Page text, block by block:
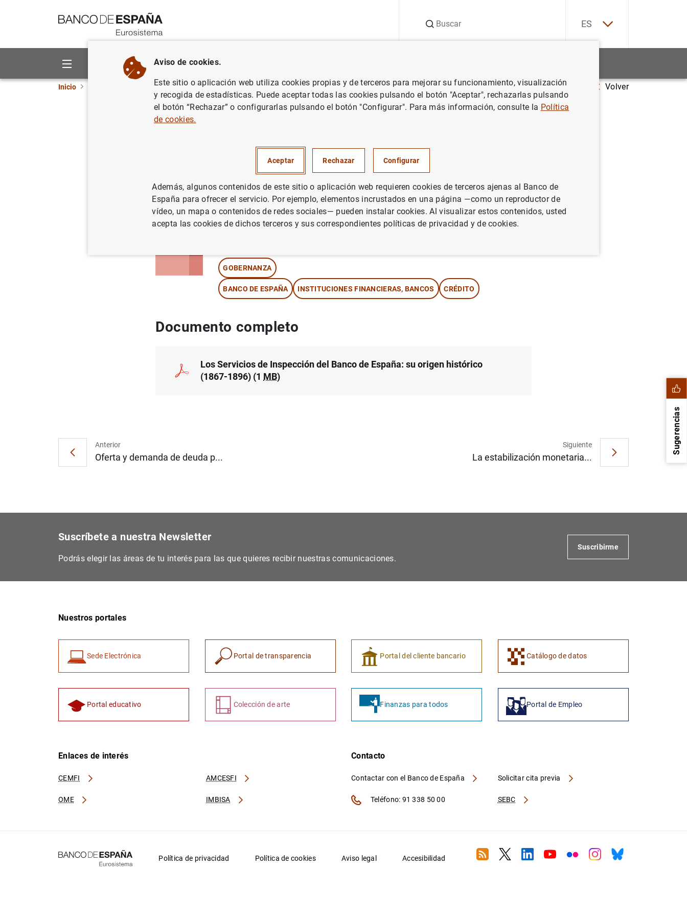
ES
Sobre el Banco Áreas de actuación
Inicio Análisis económico e investigación Historia económica Los Servicios de Inspección del Banco de España: su origen histórico (1867-1896)Volver
Los Servicios de Inspección del Banco de
España: su origen histórico (1867-1896)
21/07/2009
Serie: Historia económica. 53.
GOBERNANZA
BANCO DE ESPAÑA INSTITUCIONES FINANCIERAS, BANCOS CRÉDITO
Documento completo
Los Servicios de Inspección del Banco de España: su origen histórico
(1867-1896) (1 MB)
Anterior
Oferta y demanda de deuda p...
Siguiente
La estabilización monetaria...
Sugerencias
1
Suscríbete a nuestra Newsletter
Podrás elegir las áreas de tu interés para las que quieres recibir nuestras comunicaciones.
Suscribirme
Nuestros portales
Sede Electrónica Portal de transparencia Portal del cliente bancario Catálogo de datos
Portal educativo Colección de arte Finanzas para todos Portal de Empleo
Enlaces de interés
CEMFI AMCESFI
OME IMBISA
Contacto
Contactar con el Banco de España
SEBC
Solicitar cita previa
Teléfono: 91 338 50 00
Política de privacidad Política de cookies Aviso legal Accesibilidad RSS TwitterLinkedin
YoutubeFlickrInstagram
Bluesky
Aviso de cookies.
Este sitio o aplicación web utiliza cookies propias y de terceros para mejorar su funcionamiento, visualización
y recogida de estadísticas. Puede aceptar todas las cookies pulsando el botón "Aceptar", rechazarlas pulsando
el botón “Rechazar” o configurarlas pulsando el botón "Configurar". Para más información, consulte la Política
de cookies.
Aceptar Rechazar Configurar
Además, algunos contenidos de este sitio o aplicación web requieren cookies de terceros ajenas al Banco de
España para ofrecer el servicio. Por ejemplo, elementos incrustados en una página —como un reproductor de
vídeo, un mapa o contenidos de redes sociales— pueden instalar cookies. Al visualizar estos contenidos, usted
acepta las cookies de dichos terceros y sus correspondientes políticas de privacidad y de cookies.